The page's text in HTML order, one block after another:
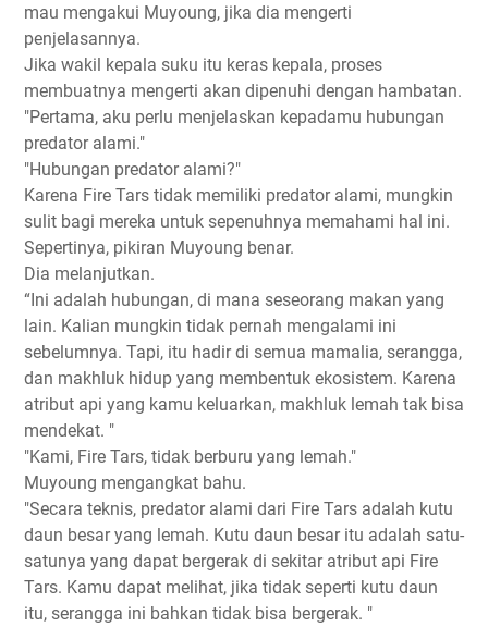
mau mengakui Muyoung, jika dia mengerti
penjelasannya.
Jika wakil kepala suku itu keras kepala, proses
membuatnya mengerti akan dipenuhi dengan hambatan.
"Pertama, aku perlu menjelaskan kepadamu hubungan
predator alami."
"Hubungan predator alami?"
Karena Fire Tars tidak memiliki predator alami, mungkin
sulit bagi mereka untuk sepenuhnya memahami hal ini.
Sepertinya, pikiran Muyoung benar.
Dia melanjutkan.
“Ini adalah hubungan, di mana seseorang makan yang
lain. Kalian mungkin tidak pernah mengalami ini
sebelumnya. Tapi, itu hadir di semua mamalia, serangga,
dan makhluk hidup yang membentuk ekosistem. Karena
atribut api yang kamu keluarkan, makhluk lemah tak bisa
mendekat. "
"Kami, Fire Tars, tidak berburu yang lemah."
Muyoung mengangkat bahu.
"Secara teknis, predator alami dari Fire Tars adalah kutu
daun besar yang lemah. Kutu daun besar itu adalah satu-
satunya yang dapat bergerak di sekitar atribut api Fire
Tars. Kamu dapat melihat, jika tidak seperti kutu daun
itu, serangga ini bahkan tidak bisa bergerak. "